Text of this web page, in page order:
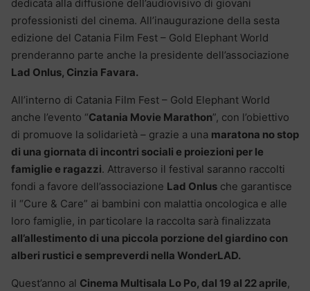
dedicata alla diffusione dell’audiovisivo di giovani
professionisti del cinema. All’inaugurazione della sesta
edizione del Catania Film Fest – Gold Elephant World
prenderanno parte anche la presidente dell’associazione
Lad Onlus, Cinzia Favara.
All’interno di Catania Film Fest – Gold Elephant World
anche l’evento “Catania Movie Marathon”, con l’obiettivo
di promuove la solidarietà – grazie a una maratona no stop
di una giornata di incontri sociali e proiezioni per le
famiglie e ragazzi. Attraverso il festival saranno raccolti
fondi a favore dell’associazione Lad Onlus che garantisce
il “Cure & Care” ai bambini con malattia oncologica e alle
loro famiglie, in particolare la raccolta sarà finalizzata
all’allestimento di una piccola porzione del giardino con
alberi rustici e sempreverdi nella WonderLAD.
Quest’anno al Cinema Multisala Lo Po, dal 19 al 22 aprile,